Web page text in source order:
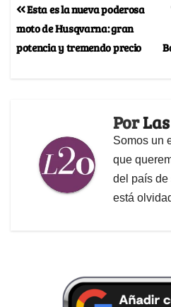
Esta es la nueva poderosa
moto de Husqvarna: gran
potencia y tremendo precio
Por
Somos un
que
del país de
está